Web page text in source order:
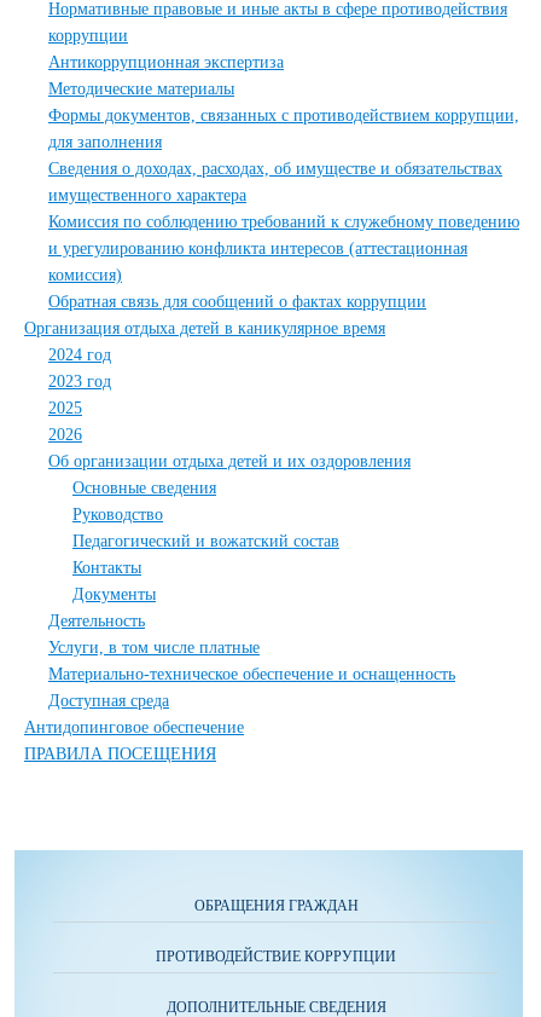
Нормативные правовые и иные акты в сфере противодействия
коррупции
Антикоррупционная экспертиза
Методические материалы
Формы документов, связанных с противодействием коррупции,
для заполнения
Сведения о доходах, расходах, об имуществе и обязательствах
имущественного характера
Комиссия по соблюдению требований к служебному поведению
и урегулированию конфликта интересов (аттестационная
комиссия)
Обратная связь для сообщений о фактах коррупции
Организация отдыха детей в каникулярное время
2024 год
2023 год
2025
2026
Об организации отдыха детей и их оздоровления
Основные сведения
Руководство
Педагогический и вожатский состав
Контакты
Документы
Деятельность
Услуги, в том числе платные
Материально-техническое обеспечение и оснащенность
Доступная среда
Антидопинговое обеспечение
ПРАВИЛА ПОСЕЩЕНИЯ
ОБРАЩЕНИЯ ГРАЖДАН
ПРОТИВОДЕЙСТВИЕ КОРРУПЦИИ
ДОПОЛНИТЕЛЬНЫЕ СВЕДЕНИЯ